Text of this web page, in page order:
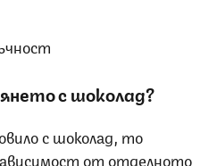
с шоколад?
с шоколад, то
от отделното